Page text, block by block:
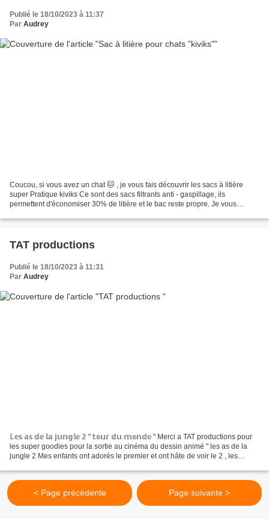
Publié le 18/10/2023 à 11:37
Par Audrey
Coucou, si vous avez un chat 🐱 , je vous fais découvrir les sacs à litière
super Pratique kiviks Ce sont des sacs filtrants anti - gaspillage, ils
permettent d'économiser 30% de litière et le bac reste propre. Je vous
TAT productions
Publié le 18/10/2023 à 11:31
Par Audrey
𝕃𝕖𝕤 𝕒𝕤 𝕕𝕖 𝕝𝕒 𝕛𝕦𝕟𝕘𝕝𝕖 𝟚 " 𝕥𝕠𝕦𝕣 𝕕𝕦 𝕞𝕠𝕟𝕕𝕖 " Merci a TAT productions pour
les super goodies pour la sortie au cinéma du dessin animé " les as de la
jungle 2 Mes enfants ont adorés le premier et ont hâte de voir le 2 , les
< Page précédente Page suivante >